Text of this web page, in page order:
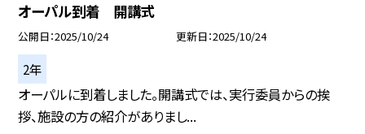
オーパル到着 開講式
公開日 2025/10/24 更新日 2025/10/24
2年
オーパルに到着しました。開講式では、実行委員からの挨
拶、施設の方の紹介がありまし...